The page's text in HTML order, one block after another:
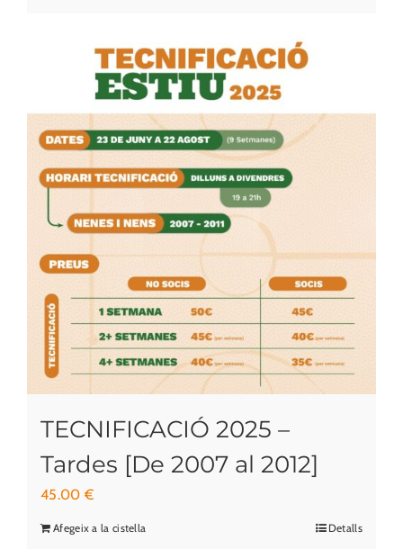
TECNIFICACIÓ 2025 –
Tardes [De 2007 al 2012]
45.00€
Afegeix a la cistella Detalls